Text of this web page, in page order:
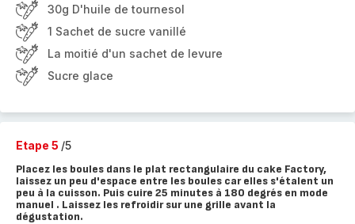
30g D'huile de tournesol
1 Sachet de sucre vanillé
La moitié d'un sachet de levure
Sucre glace
Etape 5 /5
Placez les boules dans le plat rectangulaire du cake Factory,
laissez un peu d'espace entre les boules car elles s'étalent un
peu à la cuisson. Puis cuire 25 minutes à 180 degrés en mode
manuel . Laissez les refroidir sur une grille avant la
dégustation.